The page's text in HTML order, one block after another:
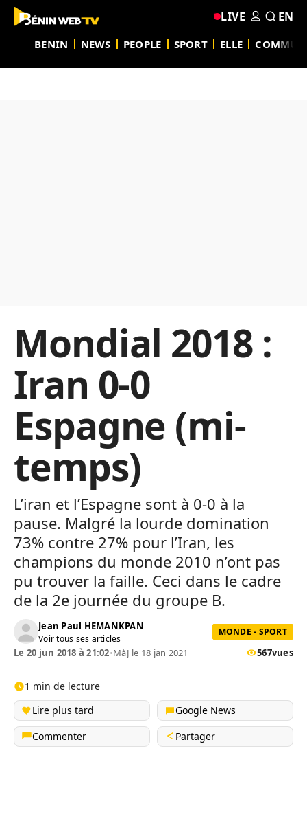
BENIN NEWS PEOPLE SPORT ELLE
LIVE EN
Mondial 2018 :
Iran 0-0
Espagne (mi-
temps)
L’iran et l’Espagne sont à 0-0 à la
pause. Malgré la lourde domination
73% contre 27% pour l’Iran, les
champions du monde 2010 n’ont pas
pu trouver la faille. Ceci dans le cadre
de la 2e journée du groupe B.
Jean Paul HEMANKPAN
Voir tous ses articles
MONDE - SPORT
Le 20 jun 2018 à 21:02•MàJ le 18 jan 2021 567vues
1 min de lecture
Lire plus tard
Google News
Commenter
Partager